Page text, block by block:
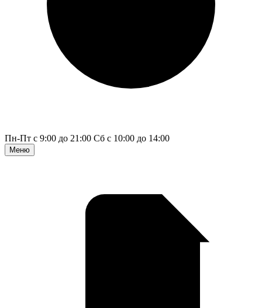
Пн-Пт с 9:00 до 21:00 Сб с 10:00 до 14:00
Меню